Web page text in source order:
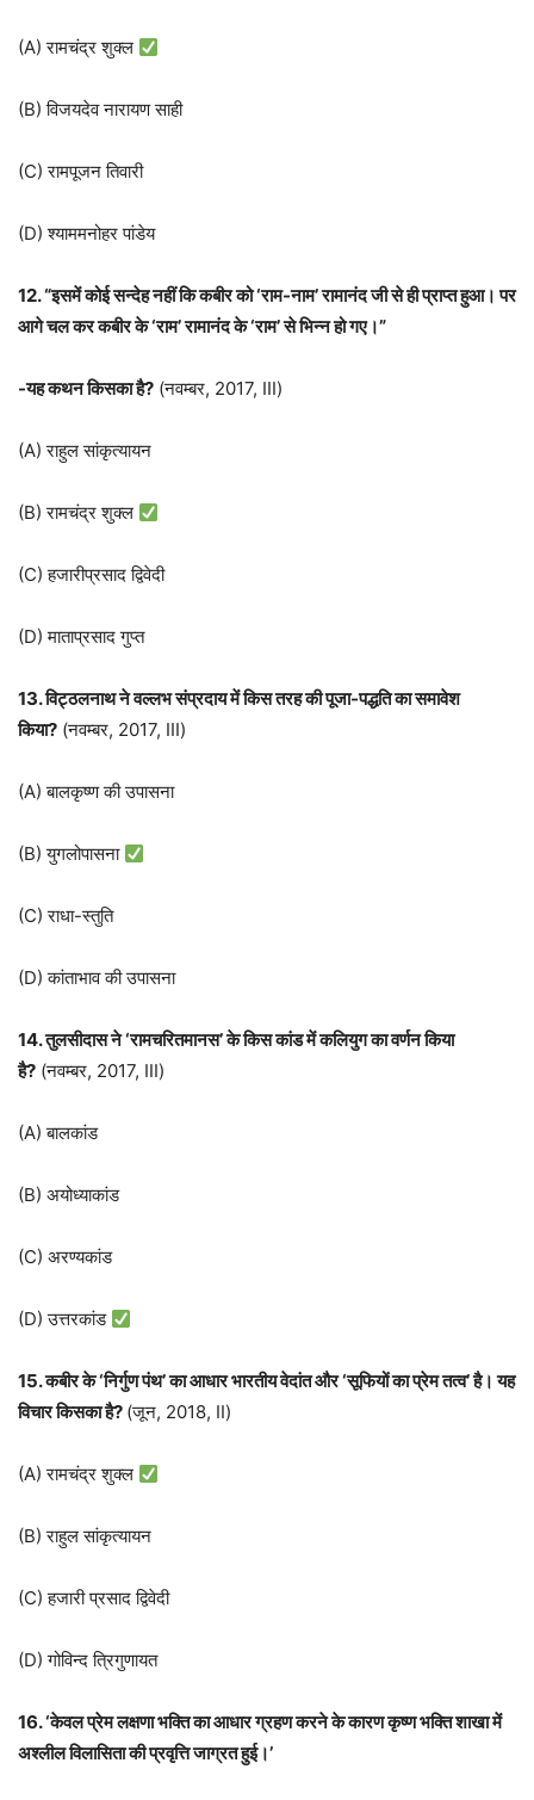
(A) रामचंद्र शुक्ल
(B) विजयदेव नारायण साही
(C) रामपूजन तिवारी
(D) श्याममनोहर पांडेय
12. “इसमें कोई सन्देह नहीं कि कबीर को ‘राम-नाम’ रामानंद जी से ही प्राप्त हुआ। पर
आगे चल कर कबीर के ‘राम’ रामानंद के ‘राम’ से भिन्न हो गए।”
-यह कथन किसका है? (नवम्बर, 2017, III)
(A) राहुल सांकृत्यायन
(B) रामचंद्र शुक्ल
(C) हजारीप्रसाद द्विवेदी
(D) माताप्रसाद गुप्त
13. विट्ठलनाथ ने वल्‍लभ संप्रदाय में किस तरह की पूजा-पद्धति का समावेश
किया? (नवम्बर, 2017, III)
(A) बालकृष्ण की उपासना
(B) युगलोपासना
(C) राधा-स्तुति
(D) कांताभाव की उपासना
14. तुलसीदास ने ‘रामचरितमानस’ के किस कांड में कलियुग का वर्णन किया
है? (नवम्बर, 2017, III)
(A) बालकांड
(B) अयोध्याकांड
(C) अरण्यकांड
(D) उत्तरकांड
15. कबीर के ‘निर्गुण पंथ’ का आधार भारतीय वेदांत और ‘सूफियों का प्रेम तत्व’ है। यह
विचार किसका है? (जून, 2018, II)
(A) रामचंद्र शुक्ल
(B) राहुल सांकृत्यायन
(C) हजारी प्रसाद द्विवेदी
(D) गोविन्द त्रिगुणायत
16. ‘केवल प्रेम लक्षणा भक्ति का आधार ग्रहण करने के कारण कृष्ण भक्ति शाखा में
अश्लील विलासिता की प्रवृत्ति जाग्रत हुई।’